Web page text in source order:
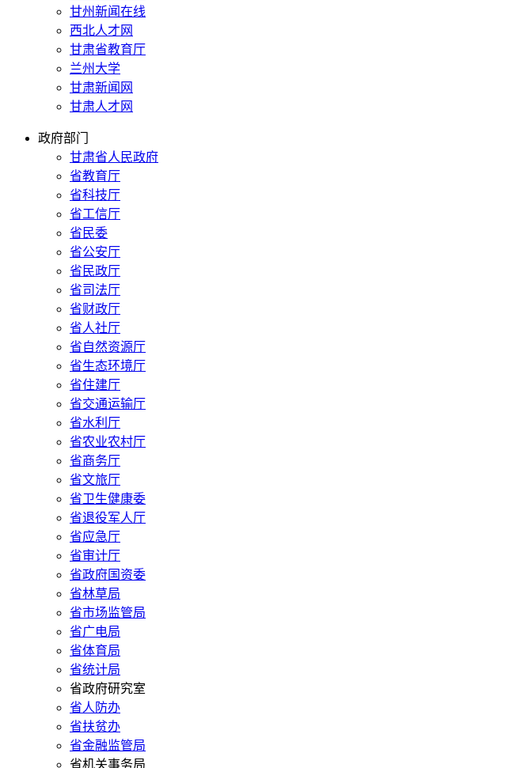
甘州新闻在线
西北人才网
甘肃省教育厅
兰州大学
甘肃新闻网
甘肃人才网
政府部门
甘肃省人民政府
省教育厅
省科技厅
省工信厅
省民委
省公安厅
省民政厅
省司法厅
省财政厅
省人社厅
省自然资源厅
省生态环境厅
省住建厅
省交通运输厅
省水利厅
省农业农村厅
省商务厅
省文旅厅
省卫生健康委
省退役军人厅
省应急厅
省审计厅
省政府国资委
省林草局
省市场监管局
省广电局
省体育局
省统计局
省政府研究室
省人防办
省扶贫办
省金融监管局
省机关事务局